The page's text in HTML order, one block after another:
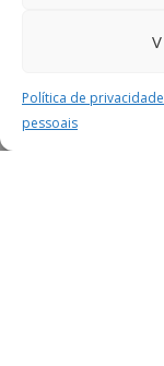
Política de
pessoais